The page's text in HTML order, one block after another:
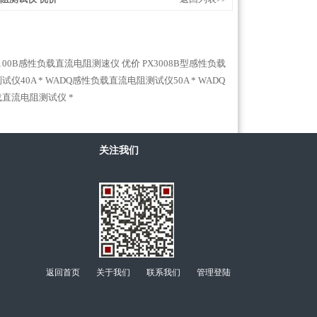
感性负载直流电阻测速仪 优价 PX3008B型感性负载
仪40A * WADQ感性负载直流电阻测试仪50A * WADQ
流电阻测试仪 *
关注我们
返回首页 关于我们 联系我们 管理登陆